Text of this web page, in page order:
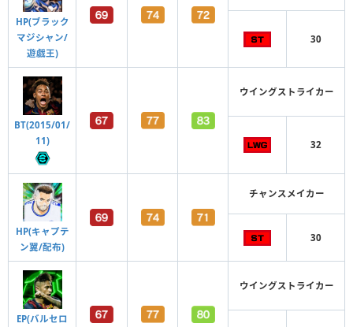
HP(ブラック
マジシャン/
遊戯王)
30
BT(2015/01/
11)
ウイングストライカー
32
HP(キャプテ
ン翼/配布)
チャンスメイカー
30
EP(バルセロ
ウイングストライカー